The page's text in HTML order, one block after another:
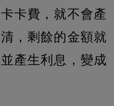
卡費，就不會產
，剩餘的金額就
產生利息，變成